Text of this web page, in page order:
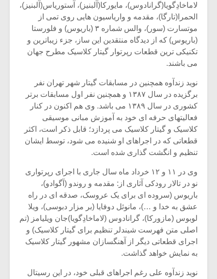
لاماخادِگویا(گرانادوس)، مایورکا(آلبنیز)، آستوریاس(آلبنیز)،
الحمرا(تارگا)، مقدمه و واریاسیون هایی روی تمی از
موتسارت (سور)، والس شماره ۳ (باریوس) و فلورستا
(باریوس) که از دیدگاه منتقدین این ساز، جزء زیباترین و
تکنیکی ترین قطعات رپرتوار گیتار کلاسیک مطرح جهان
می باشند.
نوید زندآوه همچنین در مسابقات گیتار شهر تهران نفر
برگزیده در سال ۱۳۸۷ و همچنین نفر اول مسابقات برتر
کشوری در سال ۱۳۸۹ می باشد. وی هم اکنون در کنار
فعالیتهای حرفه ای خود به آموزش مبانی موسیقی
کلاسیک و گیتار کلاسیک می پردازد؛ قابل ذکر است، اکثر
قطعاتی که در اجراهای او شنیده می شود، توسط ایشان
تنظیم و انگشت گذاری شده است.
وی در ۱۱ و ۱۲ خرداد ماه سال جاری با اجرای رپرتواری
نو در تالار رودکی آثاری از: مقدمه و روندو (آگوادو)،
باریوس (سروده ای برای یک عروسک، صدقه ای در راه
عشق به خدا و …)، مانوئل دوفایا (بر مزار دبوسی)، ویلا
لوبوس (مازورکا)، گرانادوس (لاماخادِگویا)جان ویلیامز (تم
اصلی متن فهرست شیندلر تنظیم برای گیتار کلاسیک) و
اجرای قطعاتی دیگر از آهنگسازان مشهور گیتار کلاسیک
به نمایش خواهد گذاشت.
نوید زندآوه علی رغم اجراهای قبلی خود، در این رسیتال
یادداشتی بر موسیقی
متن فیلم «متری
شیش و نیم»
مشهورترین باشی،
بدنام ترین باش
موسیقی
برگزار